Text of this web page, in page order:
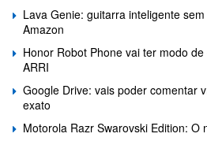
Lava Genie: guitarra inteligente
Amazon
Honor Robot Phone vai ter modo
ARRI
Google Drive: vais poder comentar
exato
Motorola Razr Swarovski Edition: O